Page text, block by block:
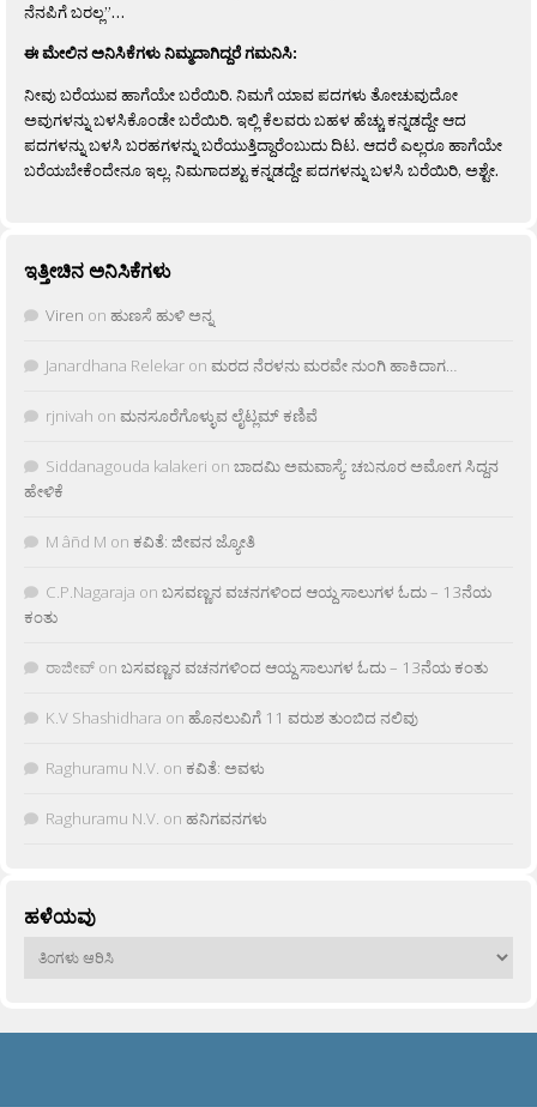
ನೆನಪಿಗೆ ಬರಲ್ಲ”…
ಈ ಮೇಲಿನ ಅನಿಸಿಕೆಗಳು ನಿಮ್ಮದಾಗಿದ್ದರೆ ಗಮನಿಸಿ:
ನೀವು ಬರೆಯುವ ಹಾಗೆಯೇ ಬರೆಯಿರಿ. ನಿಮಗೆ ಯಾವ ಪದಗಳು ತೋಚುವುದೋ
ಅವುಗಳನ್ನು ಬಳಸಿಕೊಂಡೇ ಬರೆಯಿರಿ. ಇಲ್ಲಿ ಕೆಲವರು ಬಹಳ ಹೆಚ್ಚು ಕನ್ನಡದ್ದೇ ಆದ
ಪದಗಳನ್ನು ಬಳಸಿ ಬರಹಗಳನ್ನು ಬರೆಯುತ್ತಿದ್ದಾರೆಂಬುದು ದಿಟ. ಆದರೆ ಎಲ್ಲರೂ ಹಾಗೆಯೇ
ಬರೆಯಬೇಕೆಂದೇನೂ ಇಲ್ಲ. ನಿಮಗಾದಶ್ಟು ಕನ್ನಡದ್ದೇ ಪದಗಳನ್ನು ಬಳಸಿ ಬರೆಯಿರಿ, ಅಶ್ಟೇ.
ಇತ್ತೀಚಿನ ಅನಿಸಿಕೆಗಳು
Viren on ಹುಣಸೆ ಹುಳಿ ಅನ್ನ
Janardhana Relekar on ಮರದ ನೆರಳನು ಮರವೇ ನುಂಗಿ ಹಾಕಿದಾಗ…
rjnivah on ಮನಸೂರೆಗೊಳ್ಳುವ ಲೈಟ್ಲಮ್ ಕಣಿವೆ
Siddanagouda kalakeri on ಬಾದಮಿ ಅಮವಾಸ್ಯೆ: ಚಬನೂರ ಅಮೋಗ ಸಿದ್ದನ
ಹೇಳಿಕೆ
M âñd M on ಕವಿತೆ: ಜೀವನ ಜ್ಯೋತಿ
C.P.Nagaraja on ಬಸವಣ್ಣನ ವಚನಗಳಿಂದ ಆಯ್ದ ಸಾಲುಗಳ ಓದು – 13ನೆಯ
ಕಂತು
ರಾಜೀವ್ on ಬಸವಣ್ಣನ ವಚನಗಳಿಂದ ಆಯ್ದ ಸಾಲುಗಳ ಓದು – 13ನೆಯ ಕಂತು
K.V Shashidhara on ಹೊನಲುವಿಗೆ 11 ವರುಶ ತುಂಬಿದ ನಲಿವು
Raghuramu N.V. on ಕವಿತೆ: ಅವಳು
Raghuramu N.V. on ಹನಿಗವನಗಳು
ಹಳೆಯವು
ಹಳೆಯವು